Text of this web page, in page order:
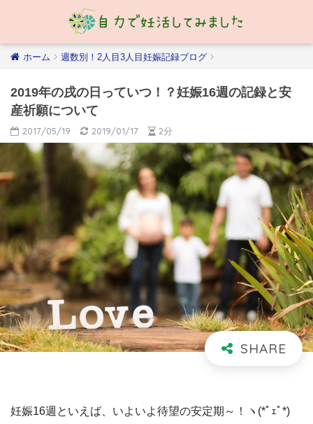
ホーム 週数別！2人目3人目妊娠記録ブログ
2019年の戌の日っていつ！？妊娠16週の記録と安
産祈願について
2017/05/19 2019/01/17 2分
妊娠16週といえば、いよいよ待望の安定期～！ヽ(*ﾟｪﾟ*)